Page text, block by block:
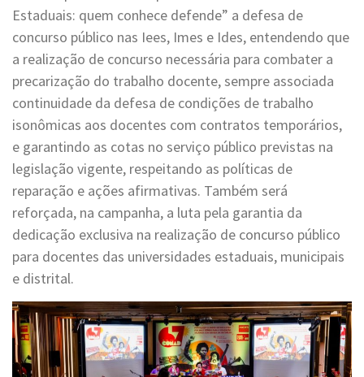
Estaduais: quem conhece defende” a defesa de
concurso público nas Iees, Imes e Ides, entendendo que
a realização de concurso necessária para combater a
precarização do trabalho docente, sempre associada
continuidade da defesa de condições de trabalho
isonômicas aos docentes com contratos temporários,
e garantindo as cotas no serviço público previstas na
legislação vigente, respeitando as políticas de
reparação e ações afirmativas. Também será
reforçada, na campanha, a luta pela garantia da
dedicação exclusiva na realização de concurso público
para docentes das universidades estaduais, municipais
e distrital.